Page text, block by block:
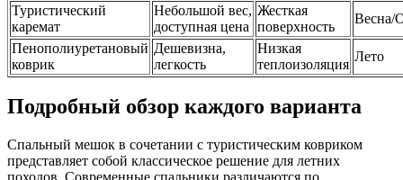
Туристический
каремат
Небольшой вес,
доступная цена
Жесткая
поверхность
Весна/
Пенополиуретановый
коврик
Дешевизна,
легкость
Низкая
теплоизоляция
Лето
Подробный обзор каждого варианта
Спальный мешок в сочетании с туристическим ковриком
представляет собой классическое решение для летних